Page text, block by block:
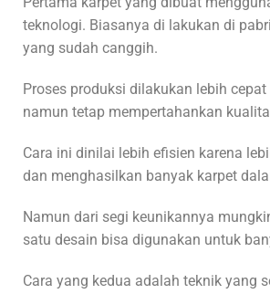
teknologi. Biasanya di lakukan di
yang sudah canggih.
Proses produksi dilakukan lebih
namun tetap mempertahankan
Cara ini dinilai lebih efisien karena
dan menghasilkan banyak karpet
Namun dari segi keunikannya
satu desain bisa digunakan untuk
Cara yang kedua adalah teknik yang